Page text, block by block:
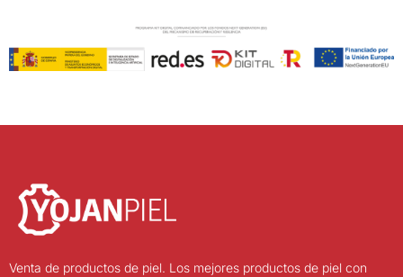
Venta de productos de piel. Los mejores productos de piel con